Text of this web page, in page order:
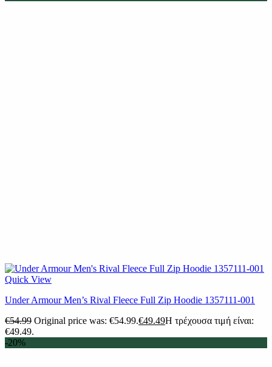
Quick View
Under Armour Men’s Rival Fleece Full Zip Hoodie 1357111-001
€54.99 Original price was: €54.99.€49.49Η τρέχουσα τιμή είναι:
€49.49.
-20%